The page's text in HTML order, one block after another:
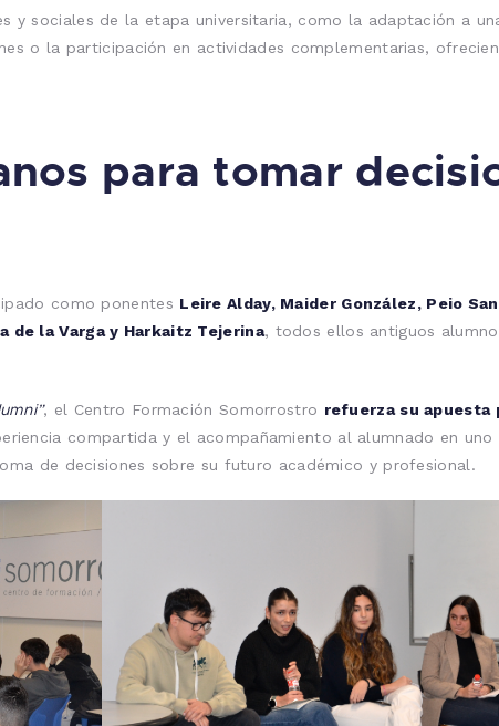
y sociales de la etapa universitaria, como la adaptación a
o la participación en actividades complementarias,
para tomar
como ponentes Leire Alday, Maider González, Peio
de la Varga y Harkaitz Tejerina, todos ellos antiguos
, el Centro Formación Somorrostro refuerza su apuesta
compartida y el acompañamiento al alumnado en
de decisiones sobre su futuro académico y profesional.